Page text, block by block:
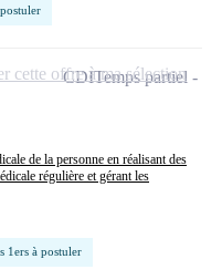
de la personne en réalisant des
régulière et gérant les
1ers à postuler
CDITemps partiel
cette offre à ma sélection